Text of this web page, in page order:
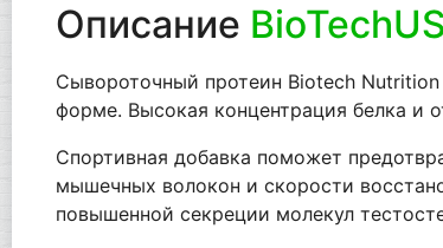
Описание
Сывороточный протеин Biotech Nutrition
форме. Высокая концентрация белка и
Спортивная добавка поможет
мышечных волокон и скорости
повышенной секреции молекул